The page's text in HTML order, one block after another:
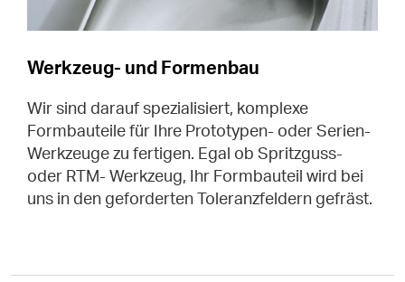
Werkzeug- und Formenbau
Wir sind darauf spezialisiert, komplexe
Formbauteile für Ihre Prototypen- oder Serien-
Werkzeuge zu fertigen. Egal ob Spritzguss-
oder RTM- Werkzeug, Ihr Formbauteil wird bei
uns in den geforderten Toleranzfeldern gefräst.